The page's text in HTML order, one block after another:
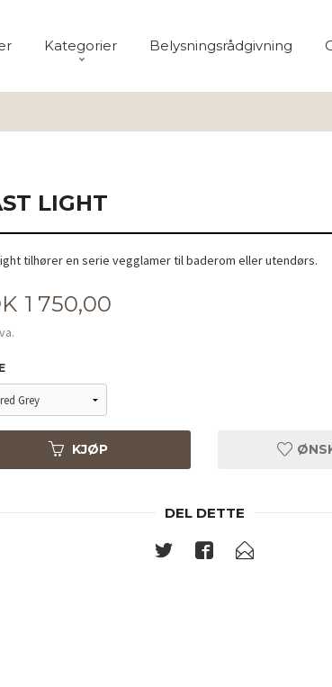
Kategorier Belysningsrådgivning
LIGHT
tilhører en serie vegglamer til baderom eller utendørs.
1 750,00
KJØP
DEL DETTE